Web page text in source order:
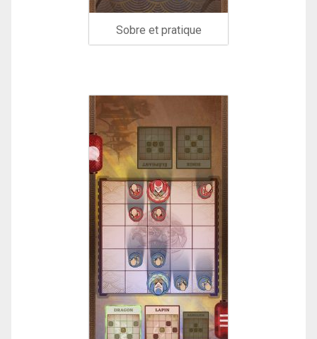
Sobre et pratique